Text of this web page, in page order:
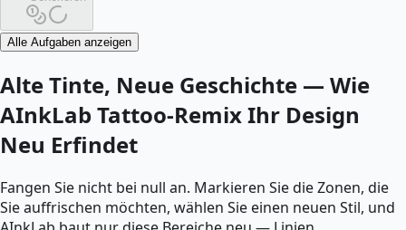
Alle Aufgaben anzeigen
Alte Tinte, Neue Geschichte — Wie
AInkLab Tattoo-Remix Ihr Design
Neu Erfindet
Fangen Sie nicht bei null an. Markieren Sie die Zonen, die
Sie auffrischen möchten, wählen Sie einen neuen Stil, und